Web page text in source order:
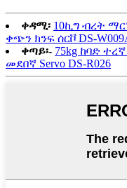
ቀዳሚ፡ 10ኪግ ብረት
ቀጭን ክንፍ ሰርቮ DS-
ቀጣይ፡- 75kg ከባድ
መደበኛ Servo DS-R026